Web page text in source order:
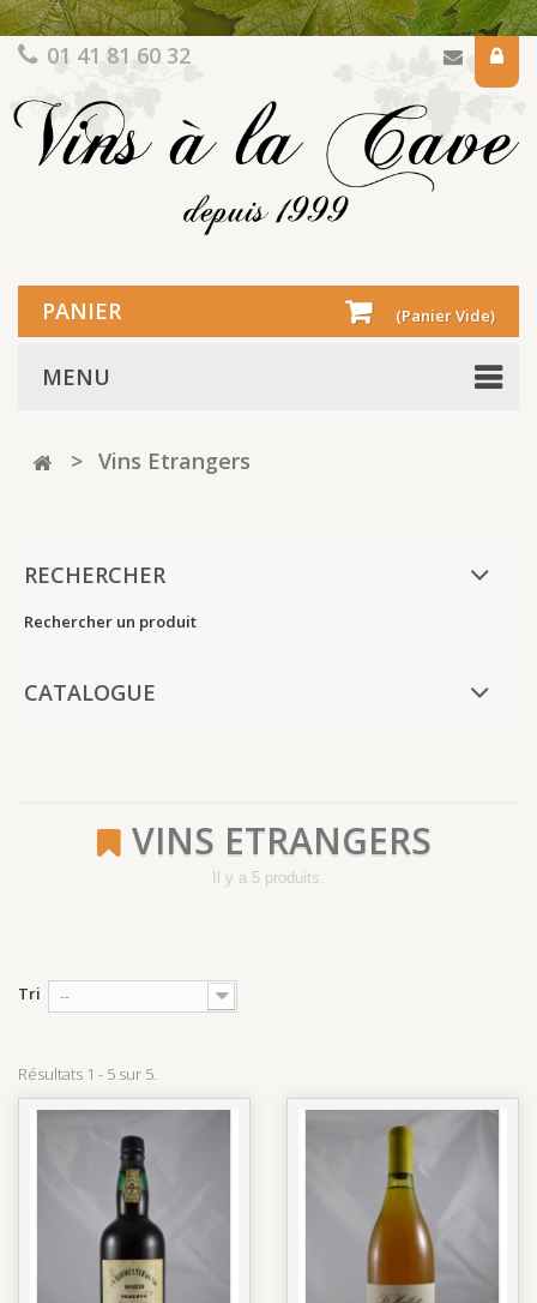
01 41 81 60 32
PANIER (Panier Vide)
MENU
> Vins Etrangers
RECHERCHER
Rechercher un produit
CATALOGUE
VINS ETRANGERS
Il y a 5 produits.
Tri --
Résultats 1 - 5 sur 5.